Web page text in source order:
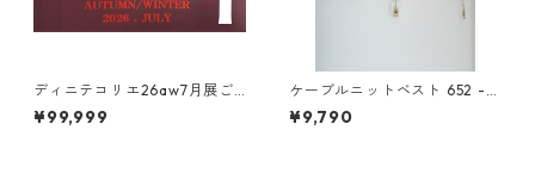
ディニテコリエ26aw7月展ご
予約ご紹介 その①
¥99,999
ケーブルニットベスト 652 - 8
5515 cloche
¥9,790